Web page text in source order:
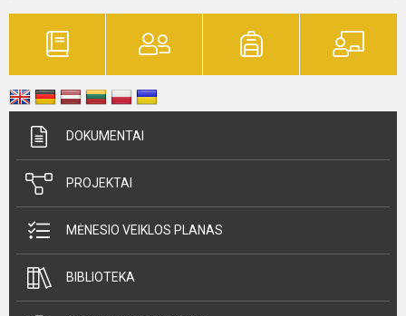
DOKUMENTAI
PROJEKTAI
MĖNESIO VEIKLOS PLANAS
BIBLIOTEKA